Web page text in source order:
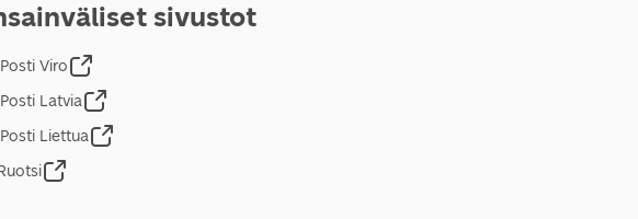
sivustot
Viro
Latvia
Liettua